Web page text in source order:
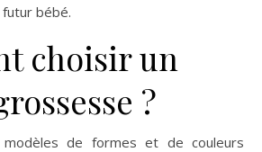
bébé.
choisir un
?
de formes et de couleurs